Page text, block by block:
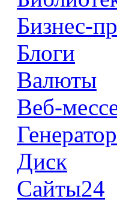
Бизнес-
Блоги
Валюты
Веб-
Диск
Сайты24